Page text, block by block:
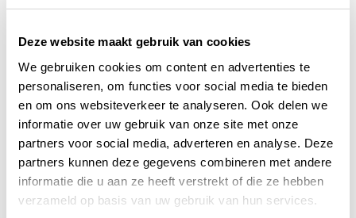
Deze website maakt gebruik van cookies
We gebruiken cookies om content en advertenties te
personaliseren, om functies voor social media te bieden
en om ons websiteverkeer te analyseren. Ook delen we
informatie over uw gebruik van onze site met onze
partners voor social media, adverteren en analyse. Deze
partners kunnen deze gegevens combineren met andere
informatie die u aan ze heeft verstrekt of die ze hebben
verzameld op basis van uw gebruik van hun services.
Money2020, Amsterdam RAI
venue, booth E72
From June 6-8 the industry’s boldest and brightest
voices will meet to discuss the future of fintech. With
sessions covering everything from banking to
payments, crypto to insurance, identity...
Read more